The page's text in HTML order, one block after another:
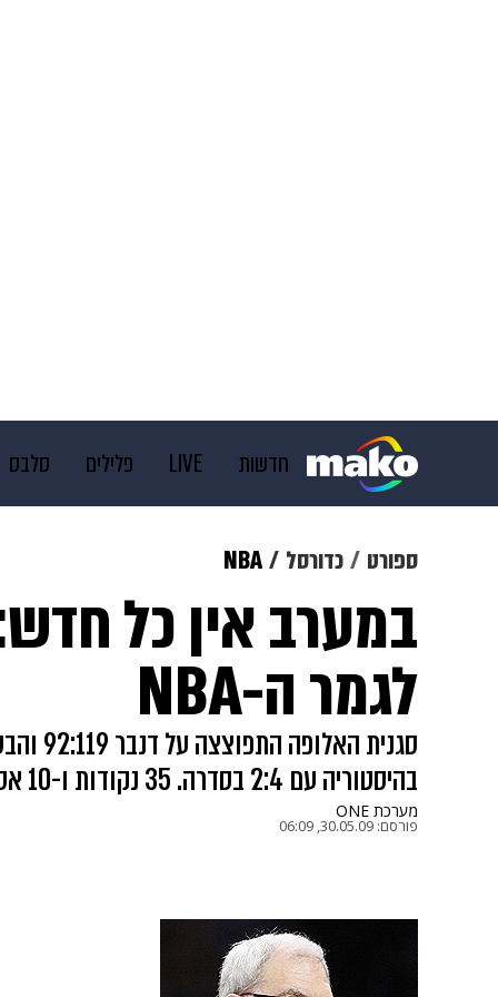
חדשות LIVE פלילים סלבס
צבא וביטחון
ויוה משפט תשעה חודשים
ספורט כדורסל NBA
במערב אין כל
לגמר ה-NBA
בהיסטוריה עם 2:4 בסדרה. 35 נקודות ו-10 אסיסטים לקובי בראיינט
מערכת ONE
פורסם: 30.05.09, 06:09